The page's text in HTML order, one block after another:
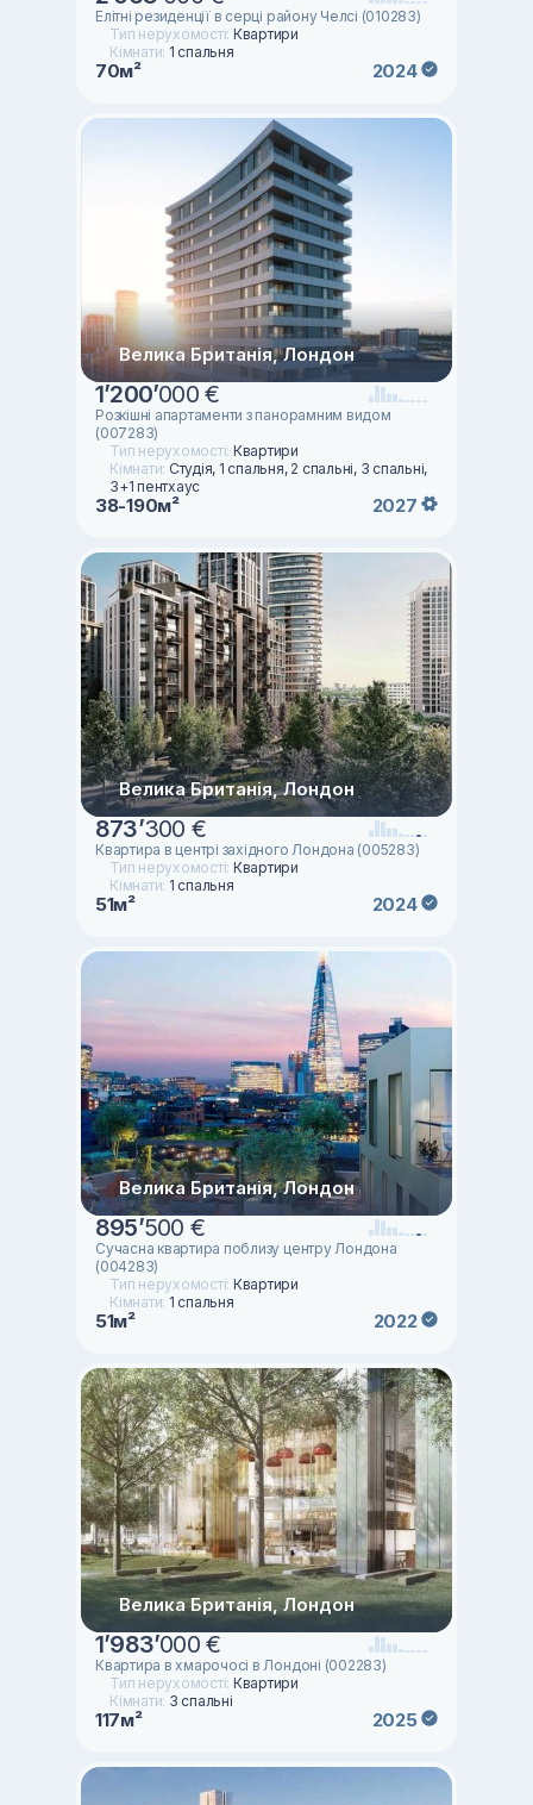
Елітні резиденції в серці району Челсі (010283)
Тип нерухомості: Квартири
Кімнати: 1 спальня
70м² 2024
Велика Британія, Лондон
1’200’000 €
Розкішні апартаменти з панорамним видом
(007283)
Тип нерухомості: Квартири
Кімнати: Студія, 1 спальня, 2 спальні, 3 спальні,
3+1 пентхаус
38-190м² 2027
Велика Британія, Лондон
873’300 €
Квартира в центрі західного Лондона (005283)
Тип нерухомості: Квартири
Кімнати: 1 спальня
51м² 2024
Велика Британія, Лондон
895’500 €
Сучасна квартира поблизу центру Лондона
(004283)
Тип нерухомості: Квартири
Кімнати: 1 спальня
51м² 2022
Велика Британія, Лондон
1’983’000 €
Квартира в хмарочосі в Лондоні (002283)
Тип нерухомості: Квартири
Кімнати: 3 спальні
117м² 2025